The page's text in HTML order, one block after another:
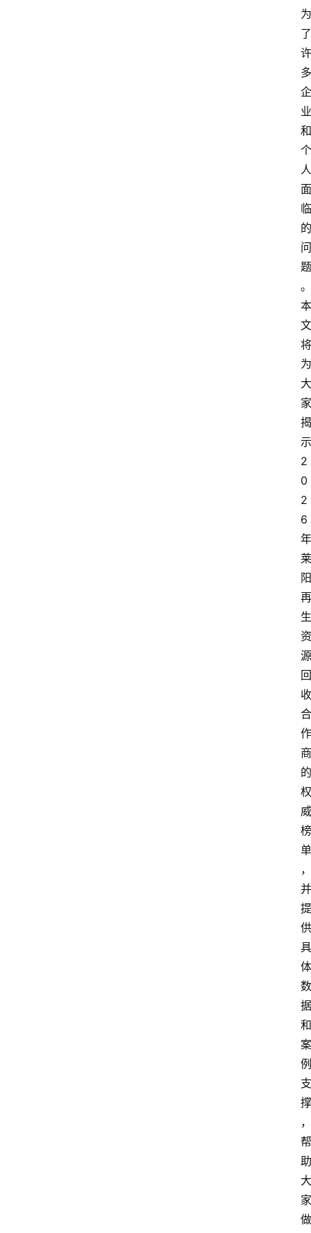
为
了
许
多
企
业
和
个
人
面
临
的
问
题
。
本
文
将
为
大
家
揭
示
2
0
2
6
年
莱
阳
再
生
资
源
回
收
合
作
商
的
权
威
榜
单
，
并
提
供
具
体
数
据
和
案
例
支
撑
，
帮
助
大
家
做